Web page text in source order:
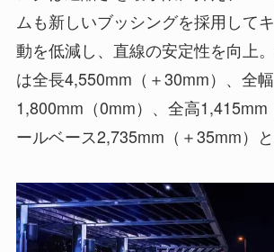
ムも新しいブッシングを採用して
動を低減し、直線の安定性を向上
は全長4,550mm（＋30mm）、全幅
1,800mm（0mm）、全高1,415mm
ールベース2,735mm（＋35mm）と